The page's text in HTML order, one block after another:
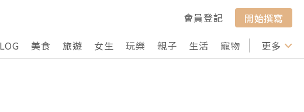
會員登記
開始撰寫
美食 旅遊 女生 玩樂 親子 生活 寵物 行山 打卡
更多